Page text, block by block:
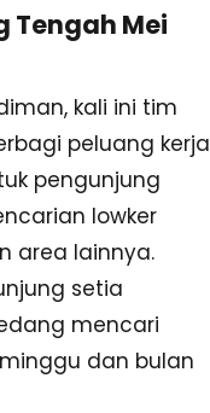
Tengah Mei
kali ini tim
peluang kerja
pengunjung
lowker
area lainnya.
setia
mencari
dan bulan